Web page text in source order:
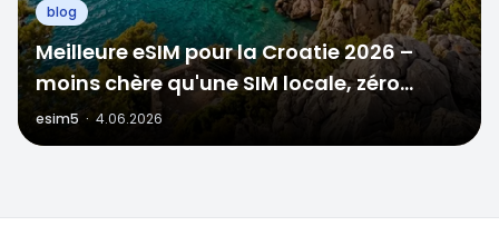
blog
Meilleure eSIM pour la Croatie 2026 –
moins chère qu'une SIM locale, zéro
stress à la frontière
esim5 · 4.06.2026